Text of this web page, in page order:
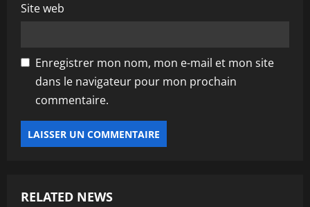
Site web
Enregistrer mon nom, mon e-mail et mon site
dans le navigateur pour mon prochain
commentaire.
RELATED NEWS